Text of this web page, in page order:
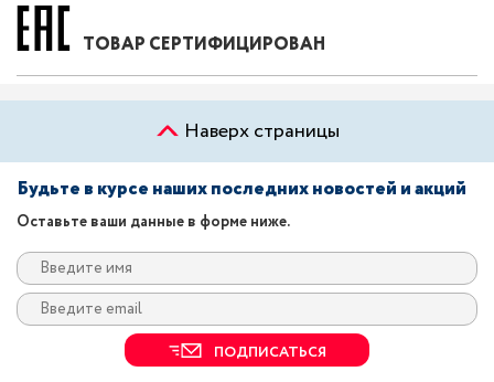
ТОВАР СЕРТИФИЦИРОВАН
Наверх страницы
Будьте в курсе наших последних новостей и акций
Оставьте ваши данные в форме ниже.
ПОДПИСАТЬСЯ